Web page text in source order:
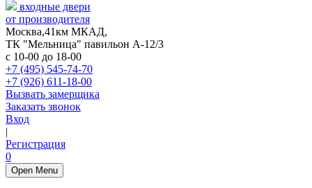
входные двери
от производителя
Москва,41км МКАД,
ТК "Мельница" павильон А-12/3
с 10-00 до 18-00
+7 (495) 545-74-70
+7 (926) 611-18-00
Вызвать замерщика
Заказать звонок
Вход
|
Регистрация
0
Open Menu